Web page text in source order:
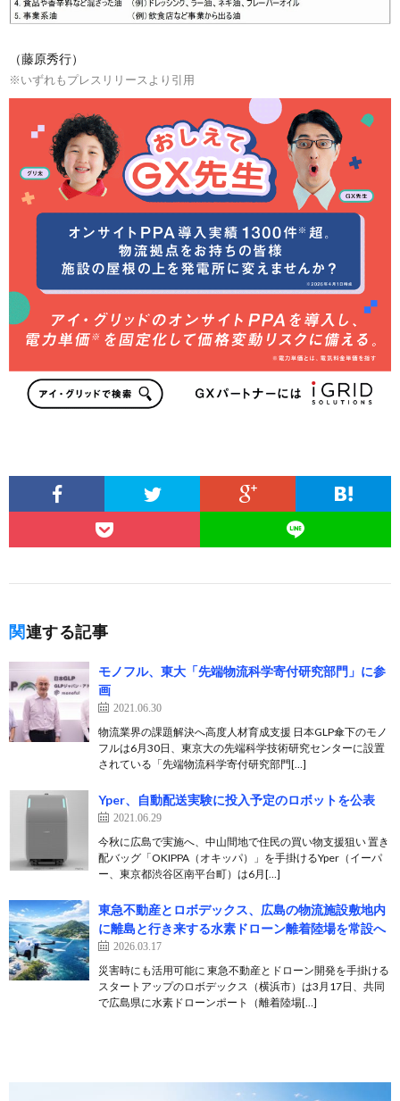
（藤原秀行）
※いずれもプレスリリースより引用
関連する記事
モノフル、東大「先端物流科学寄付研究部門」に参
画
2021.06.30
物流業界の課題解決へ高度人材育成支援 日本GLP傘下のモノ
フルは6月30日、東京大の先端科学技術研究センターに設置
されている「先端物流科学寄付研究部門[…]
Yper、自動配送実験に投入予定のロボットを公表
2021.06.29
今秋に広島で実施へ、中山間地で住民の買い物支援狙い 置き
配バッグ「OKIPPA（オキッパ）」を手掛けるYper（イーパ
ー、東京都渋谷区南平台町）は6月[…]
東急不動産とロボデックス、広島の物流施設敷地内
に離島と行き来する水素ドローン離着陸場を常設へ
2026.03.17
災害時にも活用可能に 東急不動産とドローン開発を手掛ける
スタートアップのロボデックス（横浜市）は3月17日、共同
で広島県に水素ドローンポート（離着陸場[…]